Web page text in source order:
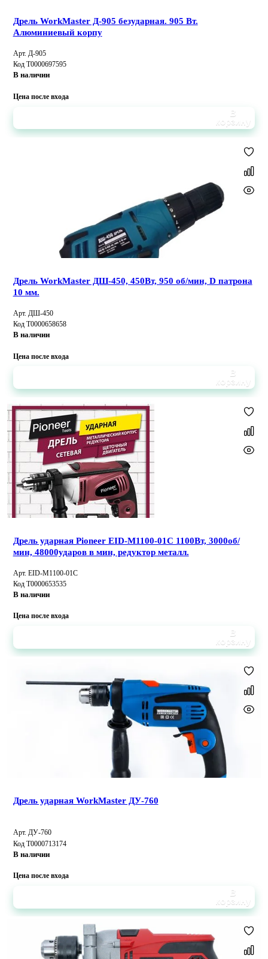
Дрель WorkMaster Д-905 безударная. 905 Вт.
Алюминиевый корпу
Арт. Д-905
Код Т0000697595
В наличии
Цена после входа
В
корзину
Дрель WorkMaster ДШ-450, 450Вт, 950 об/мин, D патрона
10 мм.
Арт. ДШ-450
Код Т0000658658
В наличии
Цена после входа
В
корзину
Дрель ударная Pioneer EID-M1100-01C 1100Вт, 3000об/
мин, 48000ударов в мин, редуктор металл.
Арт. EID-M1100-01C
Код Т0000653535
В наличии
Цена после входа
В
корзину
Дрель ударная WorkMaster ДУ-760
Арт. ДУ-760
Код Т0000713174
В наличии
Цена после входа
В
корзину